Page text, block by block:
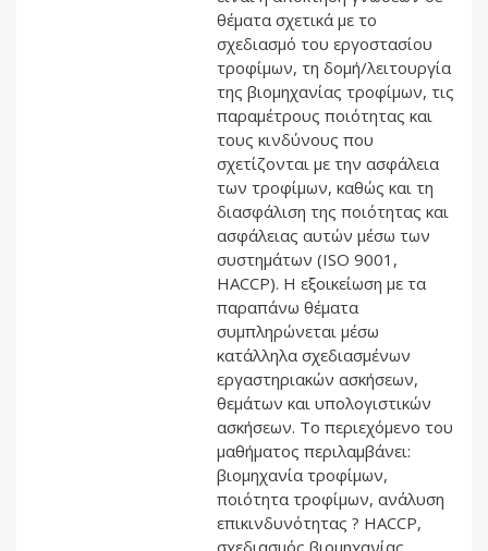
θέματα σχετικά με το
σχεδιασμό του εργοστασίου
τροφίμων, τη δομή/λειτουργία
της βιομηχανίας τροφίμων, τις
παραμέτρους ποιότητας και
τους κινδύνους που
σχετίζονται με την ασφάλεια
των τροφίμων, καθώς και τη
διασφάλιση της ποιότητας και
ασφάλειας αυτών μέσω των
συστημάτων (ISO 9001,
HACCP). Η εξοικείωση με τα
παραπάνω θέματα
συμπληρώνεται μέσω
κατάλληλα σχεδιασμένων
εργαστηριακών ασκήσεων,
θεμάτων και υπολογιστικών
ασκήσεων. Το περιεχόμενο του
μαθήματος περιλαμβάνει:
βιομηχανία τροφίμων,
ποιότητα τροφίμων, ανάλυση
επικινδυνότητας ? HACCP,
σχεδιασμός βιομηχανίας